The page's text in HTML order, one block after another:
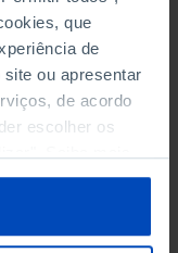
que
de
ou apresentar
de acordo
escolher os
ou da